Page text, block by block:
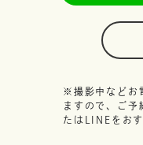
※撮影中などお
ますので、ご予
たはLINEをお